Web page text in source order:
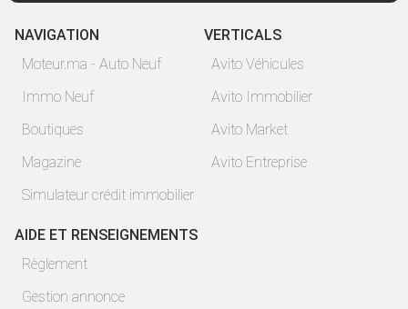
NAVIGATION
Moteur.ma - Auto Neuf
Immo Neuf
Boutiques
Magazine
Simulateur crédit immobilier
VERTICALS
Avito Véhicules
Avito Immobilier
Avito Market
Avito Entreprise
AIDE ET RENSEIGNEMENTS
Règlement
Gestion annonce